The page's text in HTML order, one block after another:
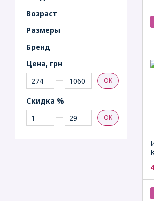
Возраст
Рaзмеры
Бренд
Цена, грн
От Цена, грн
До Цена, грн OK
Скидка %
От Скидка %
До Скидка % OK